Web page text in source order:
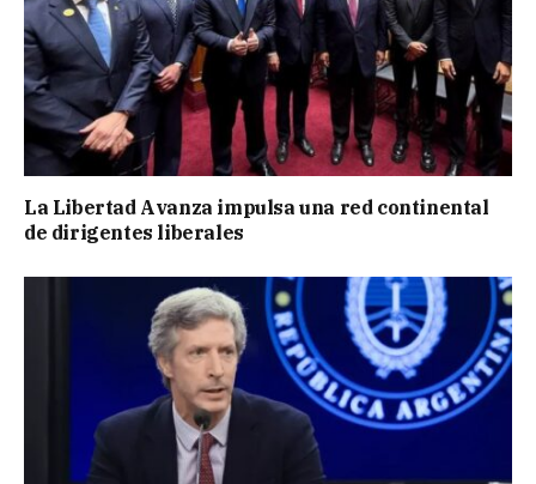
La Libertad Avanza impulsa una red continental
de dirigentes liberales